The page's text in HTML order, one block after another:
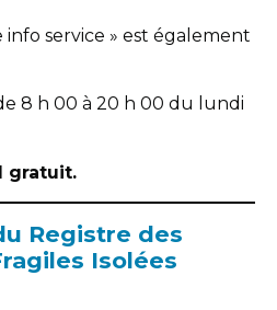
service » est également
8 h 00 à 20 h 00 du lundi
gratuit.
Registre des
Isolées